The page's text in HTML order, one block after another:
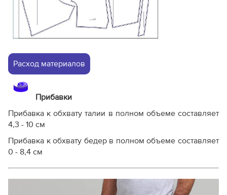
Расход материалов
Прибавки
Прибавка к обхвату талии в полном объеме составляет
4,3 - 10 см
Прибавка к обхвату бедер в полном объеме составляет
0 - 8,4 см